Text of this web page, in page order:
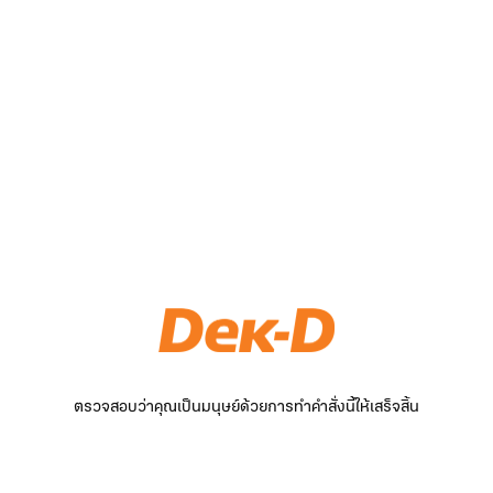
ตรวจสอบว่าคุณเป็นมนุษย์ด้วยการทำคำสั่งนี้ให้เสร็จสิ้น